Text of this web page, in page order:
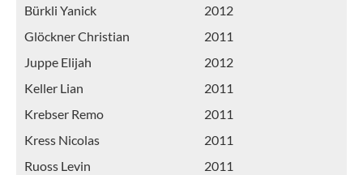
Bürkli Yanick
2012
Glöckner Christian
2011
Juppe Elijah
2012
Keller Lian
2011
Krebser Remo
2011
Kress Nicolas
2011
Ruoss Levin
2011